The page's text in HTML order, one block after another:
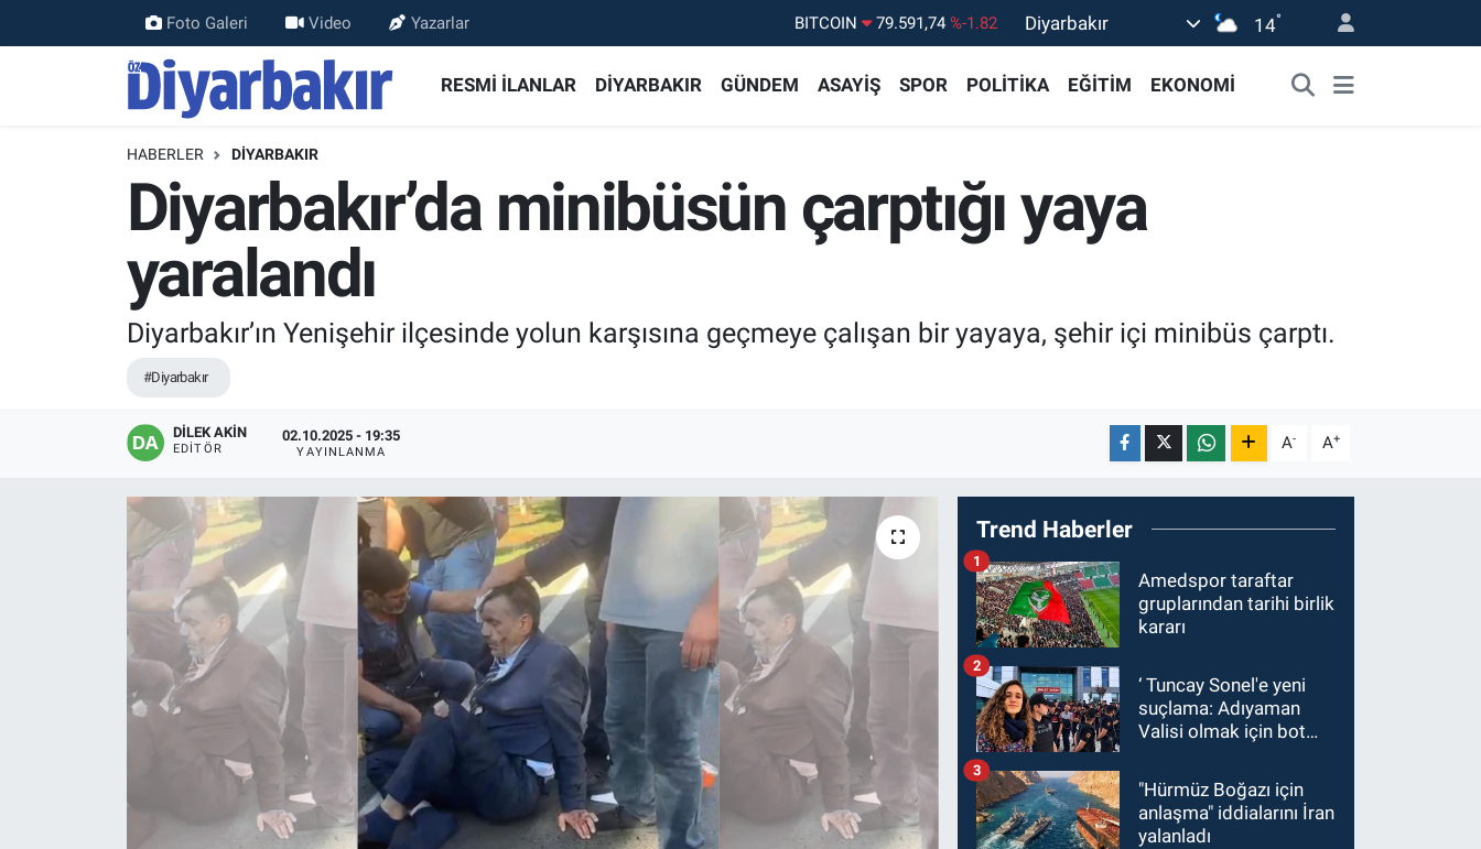
Foto Galeri Video Yazarlar DOLAR 45,43620 %0.02
14.598,00 %0
Diyarbakır 14°
RESMİ İLANLAR DİYARBAKIR GÜNDEM ASAYİŞ SPOR POLİTİKA EĞİTİM EKONOMİ
HABERLER DİYARBAKIR
Diyarbakır’da minibüsün çarptığı yaya
yaralandı
Diyarbakır’ın Yenişehir ilçesinde yolun karşısına geçmeye çalışan bir yayaya, şehir içi minibüs çarptı.
#Diyarbakır
DİLEK AKİN
EDITÖR
02.10.2025 - 19:35
YAYINLANMA A- A+
Trend Haberler
Amedspor taraftar
gruplarından tarihi birlik
kararı
1
‘ Tuncay Sonel'e yeni
suçlama: Adıyaman
Valisi olmak için bot
2
"Hürmüz Boğazı için
anlaşma" iddialarını İran
yalanladı
3
RESMİ İLANLAR
DİYARBAKIR
GÜNDEM
ÖZEL HABER
POLİTİKA
Nöbetçi Eczaneler
Namaz Vakitleri
Süper Lig Puan Durumu ve Fikstür
Son Dakika Haberleri